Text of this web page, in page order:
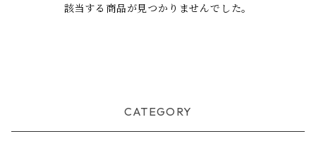
該当する商品が見つかりませんでした。
CATEGORY